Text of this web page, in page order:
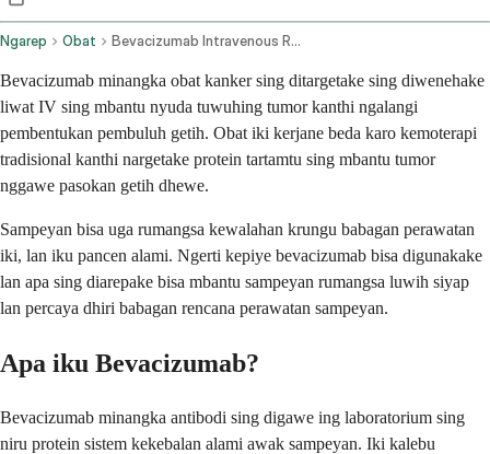
Ngarep Obat Bevacizumab Intravenous Route
Bevacizumab minangka obat kanker sing ditargetake sing diwenehake
liwat IV sing mbantu nyuda tuwuhing tumor kanthi ngalangi
pembentukan pembuluh getih. Obat iki kerjane beda karo kemoterapi
tradisional kanthi nargetake protein tartamtu sing mbantu tumor
nggawe pasokan getih dhewe.
Sampeyan bisa uga rumangsa kewalahan krungu babagan perawatan
iki, lan iku pancen alami. Ngerti kepiye bevacizumab bisa digunakake
lan apa sing diarepake bisa mbantu sampeyan rumangsa luwih siyap
lan percaya dhiri babagan rencana perawatan sampeyan.
Apa iku Bevacizumab?
Bevacizumab minangka antibodi sing digawe ing laboratorium sing
niru protein sistem kekebalan alami awak sampeyan. Iki kalebu